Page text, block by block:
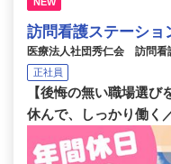
NEW
訪問看護ステーショ
医療法人社団秀仁会 訪問看
正社員
【後悔の無い職場選び
休んで、しっかり働く